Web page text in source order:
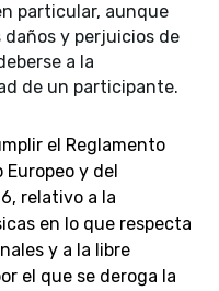
particular, aunque
y perjuicios de
a la
de un participante.
el Reglamento
y del
relativo a la
en lo que respecta
y a la libre
el que se deroga la